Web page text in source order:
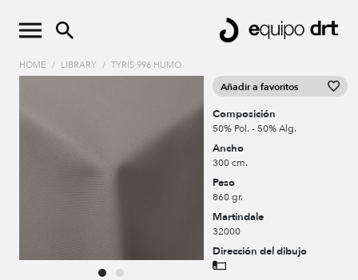
HOME / LIBRARY / TYRIS 996 HUMO
Añadir a favoritos
Composición
50% Pol. - 50% Alg.
Ancho
300 cm.
Peso
860 gr.
Martindale
32000
Dirección del dibujo